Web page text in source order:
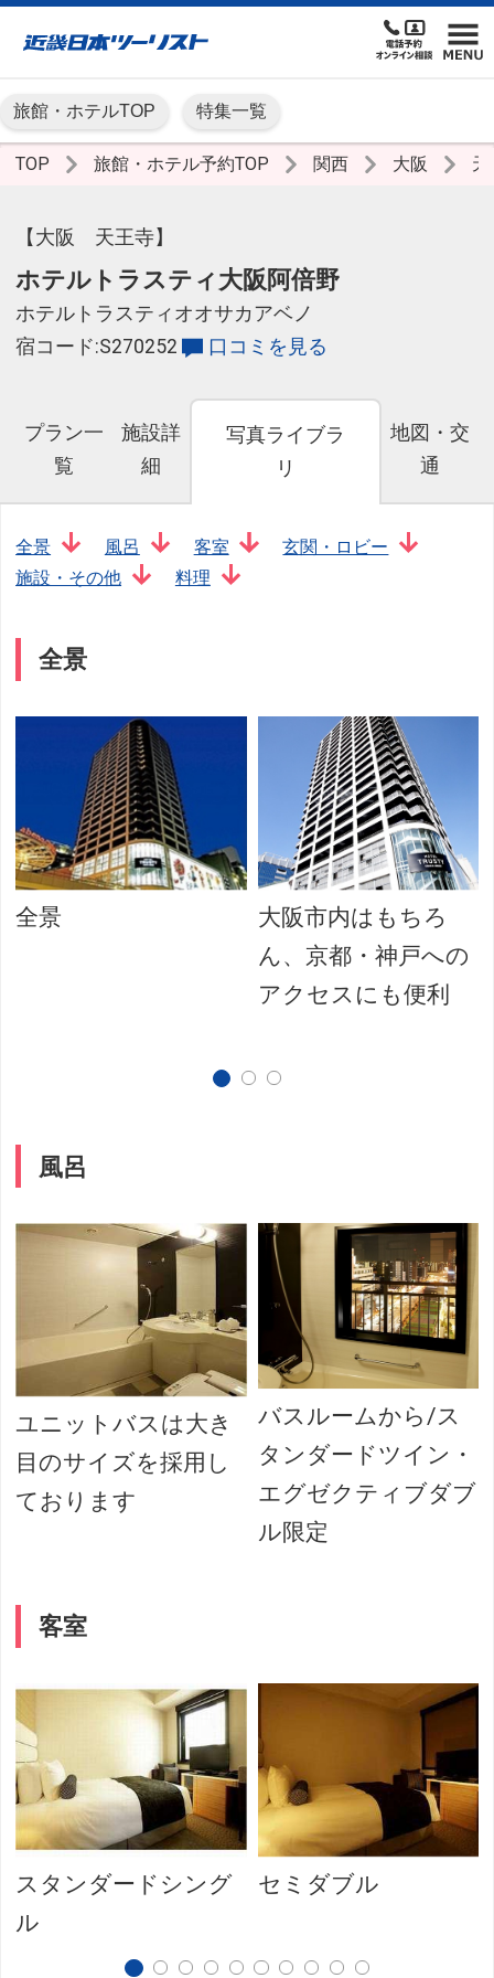
旅館・ホテルTOP 特集一覧
TOP 旅館・ホテル予約TOP 関西 大阪
【大阪 天王寺】
ホテルトラスティ大阪阿倍野
ホテルトラスティオオサカアベノ
宿コード:S270252
口コミを見る
プラン一
覧
施設詳
細
写真ライブラ
リ
地図・交
通
全景 風呂 客室
玄関・ロビー
施設・その他
料理
全景
全景
大阪市内はもちろ
ん、京都・神戸への
アクセスにも便利
風呂
ユニットバスは大き
目のサイズを採用し
ております
バスルームから/ス
タンダードツイン・
エグゼクティブダブ
ル限定
客室
スタンダードシング
ル
セミダブル